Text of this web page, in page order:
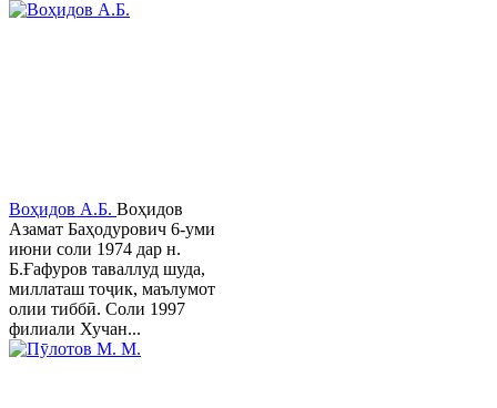
Воҳидов А.Б. Воҳидов
Азамат Баҳодурович 6-уми
июни соли 1974 дар н.
Б.Ғафуров таваллуд шуда,
миллаташ тоҷик, маълумот
олии тиббӣ. Соли 1997
филиали Хучан...